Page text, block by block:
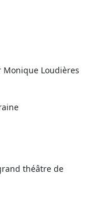
Monique Loudières
théâtre de